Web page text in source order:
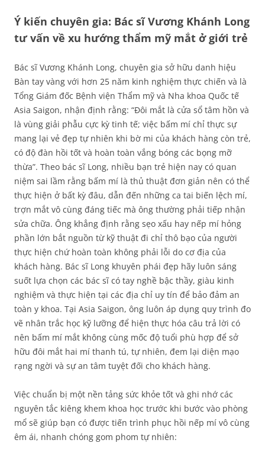
Ý kiến chuyên gia: Bác sĩ Vương Khánh Long
tư vấn về xu hướng thẩm mỹ mắt ở giới trẻ
Bác sĩ Vương Khánh Long, chuyên gia sở hữu danh hiệu
Bàn tay vàng với hơn 25 năm kinh nghiệm thực chiến và là
Tổng Giám đốc Bệnh viện Thẩm mỹ và Nha khoa Quốc tế
Asia Saigon, nhận định rằng: “Đôi mắt là cửa sổ tâm hồn và
là vùng giải phẫu cực kỳ tinh tế; việc bấm mí chỉ thực sự
mang lại vẻ đẹp tự nhiên khi bờ mi của khách hàng còn trẻ,
có độ đàn hồi tốt và hoàn toàn vắng bóng các bọng mỡ
thừa”. Theo bác sĩ Long, nhiều bạn trẻ hiện nay có quan
niệm sai lầm rằng bấm mí là thủ thuật đơn giản nên có thể
thực hiện ở bất kỳ đâu, dẫn đến những ca tai biến lệch mí,
trợn mắt vô cùng đáng tiếc mà ông thường phải tiếp nhận
sửa chữa. Ông khẳng định rằng sẹo xấu hay nếp mí hỏng
phần lớn bắt nguồn từ kỹ thuật đi chỉ thô bạo của người
thực hiện chứ hoàn toàn không phải lỗi do cơ địa của
khách hàng. Bác sĩ Long khuyên phái đẹp hãy luôn sáng
suốt lựa chọn các bác sĩ có tay nghề bậc thầy, giàu kinh
nghiệm và thực hiện tại các địa chỉ uy tín để bảo đảm an
toàn y khoa. Tại Asia Saigon, ông luôn áp dụng quy trình đo
vẽ nhân trắc học kỹ lưỡng để hiện thực hóa câu trả lời có
nên bấm mí mắt không cùng mốc độ tuổi phù hợp để sở
hữu đôi mắt hai mí thanh tú, tự nhiên, đem lại diện mạo
rạng ngời và sự an tâm tuyệt đối cho khách hàng.
Việc chuẩn bị một nền tảng sức khỏe tốt và ghi nhớ các
nguyên tắc kiêng khem khoa học trước khi bước vào phòng
mổ sẽ giúp bạn có được tiến trình phục hồi nếp mí vô cùng
êm ái, nhanh chóng gom phom tự nhiên: